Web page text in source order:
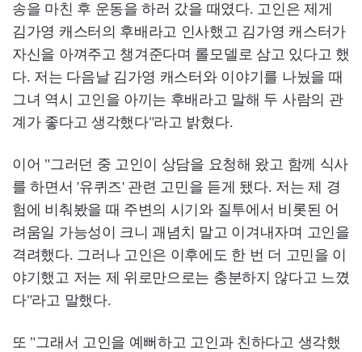
송을 마친 후 운동을 하러 갔을 때였다. 고인은 제게
김가영 캐스터의 후배라고 인사했고 김가영 캐스터가
자신을 아껴주고 챙겨준다며 롤모델로 삼고 있다고 했
다. 저는 다음날 김가영 캐스터와 이야기를 나눴을 때
그녀 역시 고인을 아끼는 후배라고 말해 두 사람의 관
계가 좋다고 생각했다"라고 밝혔다.
이어 "그러던 중 고인이 상담을 요청해 왔고 함께 식사
를 하면서 '유퀴즈' 관련 고민을 듣게 됐다. 저는 제 경
험에 비춰봤을 때 주변의 시기와 질투에서 비롯된 어
려움일 가능성이 크니 괘념치 말고 이겨내자며 고인을
격려했다. 그러나 고인은 이후에도 한 번 더 고민을 이
야기했고 저는 제 위로만으로는 충분하지 않다고 느꼈
다"라고 말했다.
또 "그래서 고인을 예뻐하고 고인과 친하다고 생각했